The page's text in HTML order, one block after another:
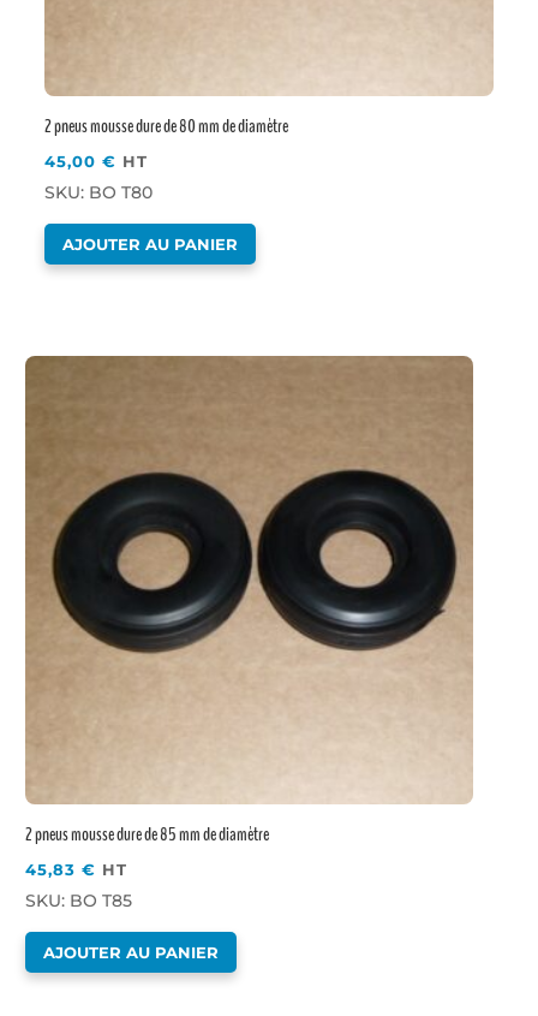
2 pneus mousse dure de 80 mm de diamètre
45,00€ HT
SKU: BO T80
AJOUTER AU PANIER
2 pneus mousse dure de 85 mm de diamètre
45,83€ HT
SKU: BO T85
AJOUTER AU PANIER